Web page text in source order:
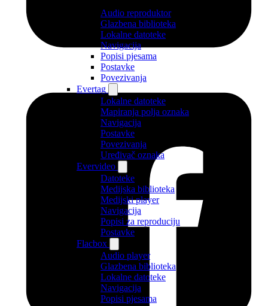
Audio reproduktor
Glazbena biblioteka
Lokalne datoteke
Navigacija
Popisi pjesama
Postavke
Povezivanja
Evertag
Lokalne datoteke
Mapiranja polja oznaka
Navigacija
Postavke
Povezivanja
Uređivač oznaka
Evervideo
Datoteke
Medijska biblioteka
Medijski player
Navigacija
Popisi za reproduciju
Postavke
Flacbox
Audio player
Glazbena biblioteka
Lokalne datoteke
Navigacija
Popisi pjesama